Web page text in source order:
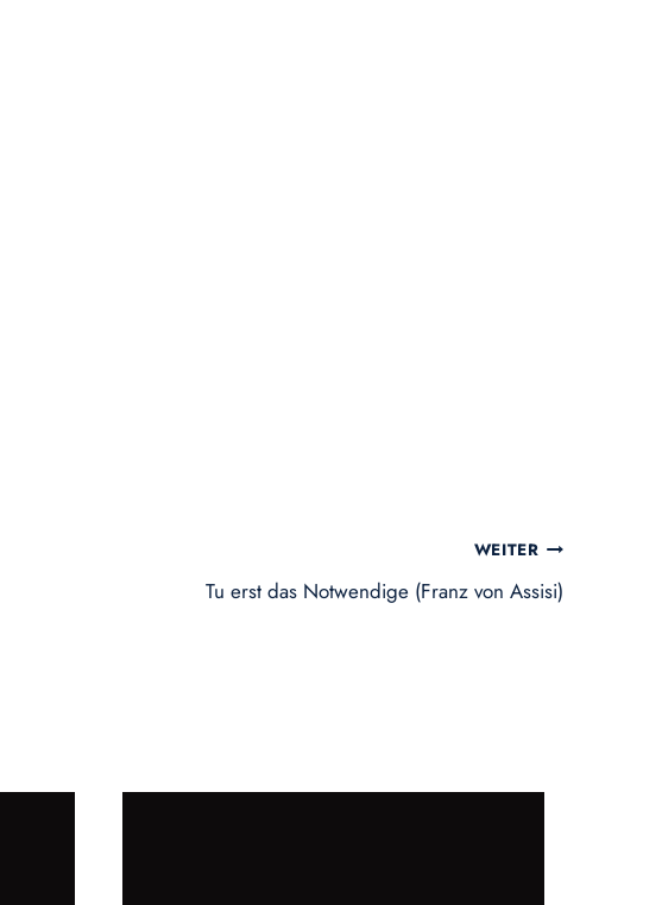
WEITER
Tu erst das Notwendige (Franz von Assisi)